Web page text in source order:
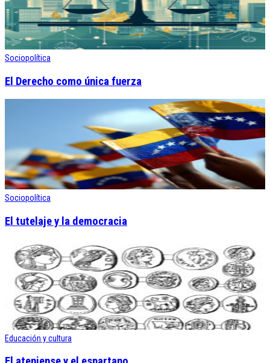
Sociopolítica
El Derecho como única fuerza
Sociopolítica
El tutelaje y la democracia
Educación y cultura